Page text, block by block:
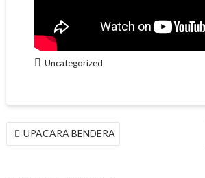
Uncategorized
NAVIGASI
POS
UPACARA BENDERA